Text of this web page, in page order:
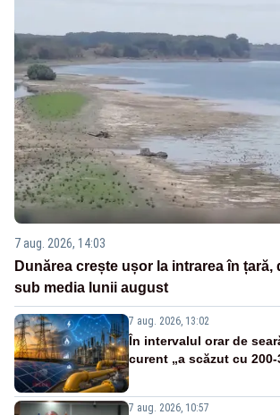
7 aug. 2026, 14:03
Dunărea crește ușor la intrarea în țară,
sub media lunii august
7 aug. 2026, 13:02
În intervalul orar de
curent „a scăzut cu
7 aug. 2026, 10:57